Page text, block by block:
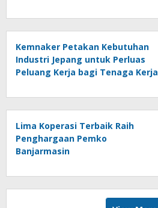
Kemnaker Petakan Kebutuhan
Industri Jepang untuk Perluas
Peluang Kerja bagi Tenaga Kerja
Lima Koperasi Terbaik Raih
Penghargaan Pemko
Banjarmasin